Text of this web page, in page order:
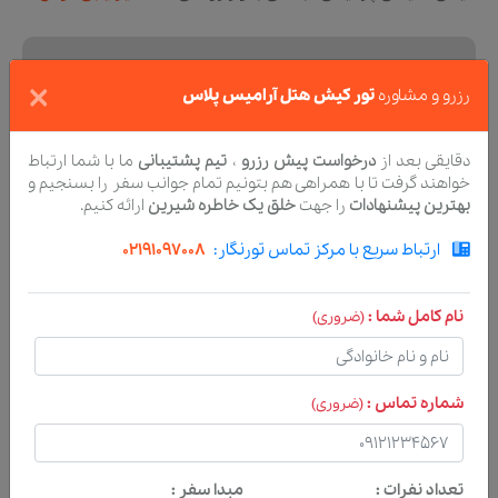
رزرو و مشاوره تور کیش هتل آرامیس پلاس ×
دقایقی بعد ازدرخواست پیش رزرو ، تیم پشتیبانی ما با شما ارتباط
خواهند گرفت تا با همراهی هم بتونیم تمام جوانب سفر را بسنجیم و
بهترین پیشنهادات را جهت خلق یک خاطره شیرین ارائه کنیم.
ارتباط سریع با مرکز تماس تورنگار: 02191097008
نام کامل شما :(ضروری)
شماره تماس :(ضروری)
تعداد نفرات : مبدا سفر :